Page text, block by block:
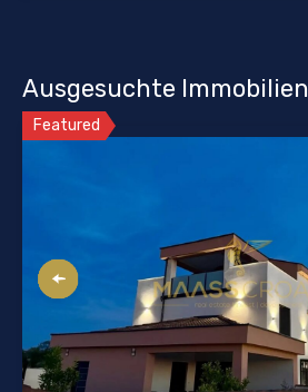
Ausgesuchte Immobilien
Featured